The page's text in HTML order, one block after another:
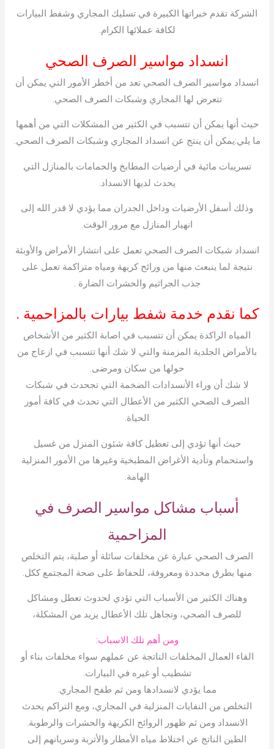
الشركة تقدم خبراتها الكبيرة في تسليك المجاري وشفط البيارات
لكافة عملائها الكرام.
انسداد مواسير الصرف الصحي
انسداد مواسير الصرف الصحي تعد من أخطر الأمور التي يمكن أن
تتعرض لها المجاري وشبكات الصرف الصحي.
حيث أنها يمكن أن تتسبب في الكثير من المشكلات التي من أهمها
ما يلي:يمكن أن ينتج عن انسداد المجاري وشبكات الصرف الصحي.
تسريبات مائية في أرضيات المطابخ والحمامات بالمنازل التي
يحدث لديها الانسداد.
وذلك أسفل الأرضيات وداخل الجدران مما يؤدي لا قدر الله إلى
انهيار المنازل مع مرور الوقت.
انسداد شبكات الصرف الصحي تعمل على انتشار الأمراض والأوبئة
نتيجة لما ينبعث منها من ورائح كريهة ومياه متراكمة تعمل على
جذب الجراثيم والحشرات الضارة .
كما نقدم خدمة شفط بيارات بالمزاحمية .
المياه الراكدة يمكن أن تتسبب في اصابة الكثير من الأشخاص
بالأمراض الجلدية المزمنة والتي لا شك أنها تتسبب في ازعاج من
حولها من سكان ومرضى.
لا شك أن وراء الأنسدادات الضخمة التي تجحدث في شبكات
الصرف الصحي الكثير من الأعطال التي تحدث في كافة أمور
الحياة.
حيث أنها تؤدي إلى تعطيل كافة شئون المنزل من غسيل
واستحمام وتأدية الأغراض المطبخية وغيرها من الأمور المنزلية
الهامة.
أسباب مشاكل مواسير الصرف في
المزاحمية
الصرف الصحي عبارة عن مخلفات سائلة أو صلبة، يتم التخلص
منها بطرق محددة ومعروفة، للحفاظ على صحة المجتمع ككل.
وهناك الكثير من الأسباب التي تؤدي لحدوث تعطل ومشاكل
للصرف الصحي، وتجاهل تلك الأعطال يزيد من المشكلة،
ومن أهم تلك الاسباب:
القاء العمال المخلفات الناتجة عن عملهم سواء مخلفات بناء أو
تشطيب أو غيره في البيارات.
مما يؤدي لانسدادها ومن ثم طفح المجاري.
التخلص من النفايات المنزلية في المجاري، ومع التراكم يحدث
الانسداد ومن ثم ظهور الروائح الكريهة والحشرات والرطوبة.
الطين الناتج عن اختلاط مياه الأمطار والأتربة وسريانهم إلى